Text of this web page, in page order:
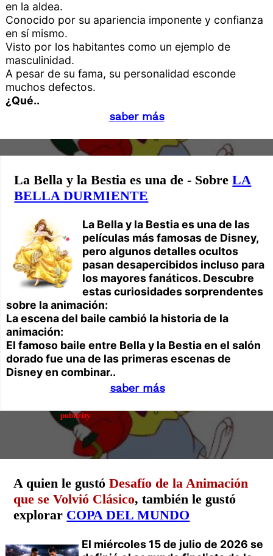
en la aldea.
Conocido por su apariencia imponente y confianza
en sí mismo.
Visto por los habitantes como un ejemplo de
masculinidad.
A pesar de su fama, su personalidad esconde
muchos defectos.
¿Qué..
saber más
La Bella y la Bestia es una de - SobreLA
BELLA DURMIENTE
La Bella y la Bestia es una de las
películas más famosas de Disney,
pero algunos detalles ocultos
pasan desapercibidos incluso para
los mayores fanáticos. Descubre
estas curiosidades sorprendentes
sobre la animación:
La escena del baile cambió la historia de la
animación:
El famoso baile entre Bella y la Bestia en el salón
dorado fue una de las primeras escenas de
Disney en combinar..
saber más
publicity
A quien le gustóDesafío de la Animación
que se Volvió Clásico, también le gustó
explorar COPA DEL MUNDO
El miércoles 15 de julio de 2026 se